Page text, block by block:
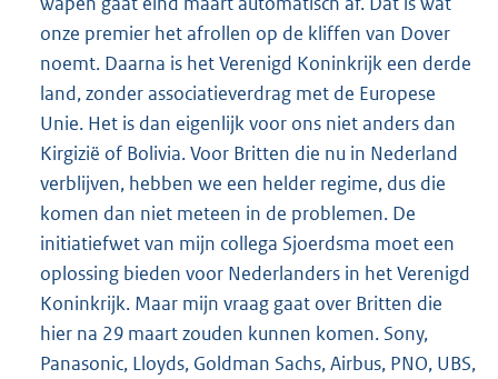
onze premier het afrollen op de kliffen van Dover
noemt. Daarna is het Verenigd Koninkrijk een derde
land, zonder associatieverdrag met de Europese
Unie. Het is dan eigenlijk voor ons niet anders dan
Kirgizië of Bolivia. Voor Britten die nu in Nederland
verblijven, hebben we een helder regime, dus die
komen dan niet meteen in de problemen. De
initiatiefwet van mijn collega Sjoerdsma moet een
oplossing bieden voor Nederlanders in het Verenigd
Koninkrijk. Maar mijn vraag gaat over Britten die
hier na 29 maart zouden kunnen komen. Sony,
Panasonic, Lloyds, Goldman Sachs, Airbus, PNO, UBS,